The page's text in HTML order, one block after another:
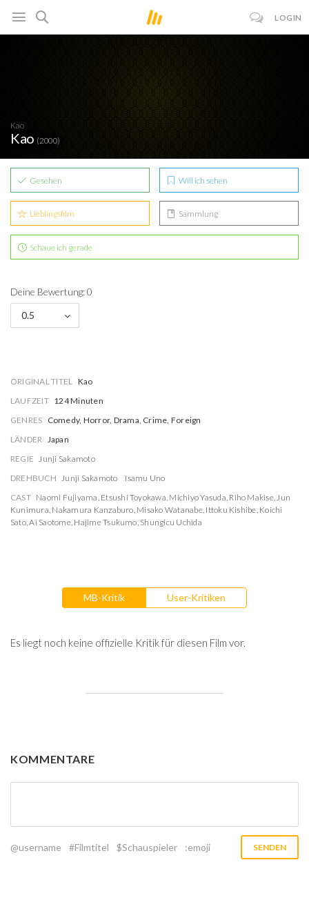
LOGIN
Kao
Kao (2000)
Gesehen Will ich sehen
Lieblingsfilm Sammlung
Schaue ich gerade
Deine Bewertung: 0
0.5
ORIGINAL TITEL Kao
LAUFZEIT 124 Minuten
GENRES Comedy, Horror, Drama, Crime, Foreign
LÄNDER Japan
REGIE Junji Sakamoto
DREHBUCH Junji Sakamoto
Isamu Uno
CAST Naomi Fujiyama, Etsushi Toyokawa, Michiyo Yasuda, Riho Makise,Jun
Kunimura, Nakamura Kanzaburo, Misako Watanabe, Ittoku Kishibe, Koichi
Sato,Ai Saotome, Hajime Tsukumo, Shungicu Uchida
MB-Kritik User-Kritiken
Es liegt noch keine offizielle Kritik für diesen Film vor.
KOMMENTARE
@username #Filmtitel $Schauspieler :emoji